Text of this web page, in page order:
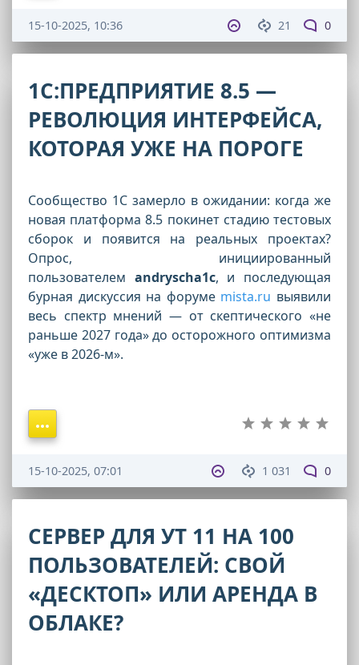
21 0
15-10-2025, 10:36
1С:ПРЕДПРИЯТИЕ 8.5 —
РЕВОЛЮЦИЯ ИНТЕРФЕЙСА,
КОТОРАЯ УЖЕ НА ПОРОГЕ
Сообщество 1С замерло в ожидании: когда же
новая платформа 8.5 покинет стадию тестовых
сборок и появится на реальных проектах?
Опрос, инициированный
пользователем andryscha1c, и последующая
бурная дискуссия на форуме mista.ru выявили
весь спектр мнений — от скептического «не
раньше 2027 года» до осторожного оптимизма
«уже в 2026-м».
1 031 0
15-10-2025, 07:01
СЕРВЕР ДЛЯ УТ 11 НА 100
ПОЛЬЗОВАТЕЛЕЙ: СВОЙ
«ДЕСКТОП» ИЛИ АРЕНДА В
ОБЛАКЕ?